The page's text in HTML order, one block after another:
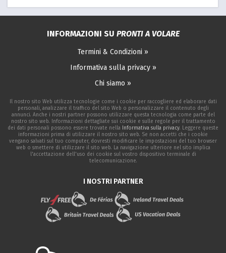
INFORMAZIONI SU PRONTI A VOLARE
Termini & Condizioni »
Informativa sulla privacy »
Chi siamo »
Il nostro sito Web utilizza tecnologie come i cookie per raccogliere ed elaborare dati
personali, analizzare il traffico del sito Web o personalizzare il contenuto degli
annunci. Anche i nostri partner possono utilizzare questa tecnologia come parte del
nostro sito web. Informazioni dettagliate sui cookie e sulle regole per il trattamento
dei dati personali possono essere trovate nella Informativa sulla privacy. Leggere queste
informazioni prima di utilizzare il nostro sito web. Se non accetti che i cookie
vengano salvati sul tuo computer, dovresti modificare le impostazioni del tuo browser
web o smettere di utilizzare il sito web. La navigazione ulteriore nel sito implica
l'accettazione dell'uso dei cookie sul vostro dispositivo terminale di
telecomunicazione.
I NOSTRI PARTNER